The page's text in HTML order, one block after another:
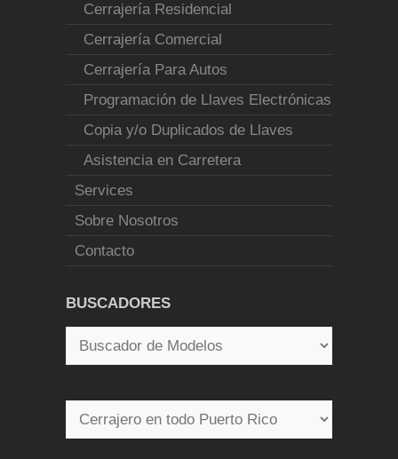
Cerrajería Residencial
Cerrajería Comercial
Cerrajería Para Autos
Programación de Llaves Electrónicas
Copia y/o Duplicados de Llaves
Asistencia en Carretera
Services
Sobre Nosotros
Contacto
BUSCADORES